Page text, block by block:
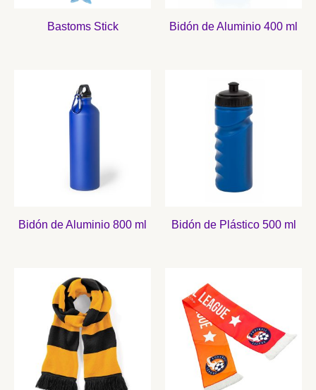
Bastoms Stick Bidón de Aluminio 400 ml
Bidón de Aluminio 800 ml Bidón de Plástico 500 ml